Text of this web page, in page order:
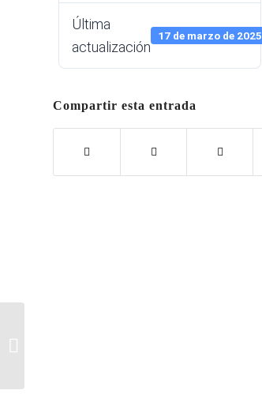
Última
actualización
17 de marzo de 2025
Compartir esta entrada